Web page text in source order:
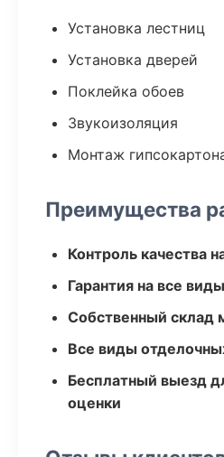
Установка лестниц
Установка дверей
Поклейка обоев
Звукоизоляция
Монтаж
Преимущества
Контроль качества
Гарантия на все
Собственный склад
Все виды
Бесплатный выезд
оценки